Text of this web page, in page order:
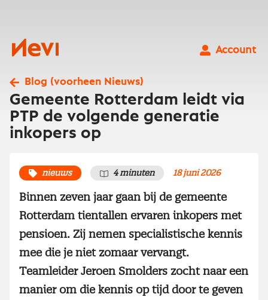
Nevi
Account
Blog (voorheen Nieuws)
Gemeente Rotterdam leidt via
PTP de volgende generatie
inkopers op
nieuws 4 minuten 18 juni 2026
Binnen zeven jaar gaan bij de gemeente
Rotterdam tientallen ervaren inkopers met
pensioen. Zij nemen specialistische kennis
mee die je niet zomaar vervangt.
Teamleider Jeroen Smolders zocht naar een
manier om die kennis op tijd door te geven